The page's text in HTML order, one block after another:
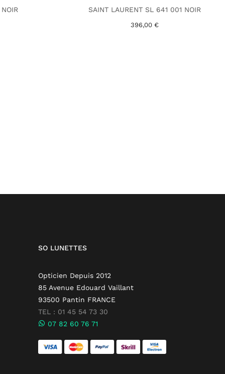
SAINT LAURENT SL 641 001 NOIR
396,00 €
SO LUNETTES
Opticien Depuis 2012
85 Avenue Edouard Vaillant
93500 Pantin FRANCE
TEL : 01 45 54 73 30
07 82 60 76 71